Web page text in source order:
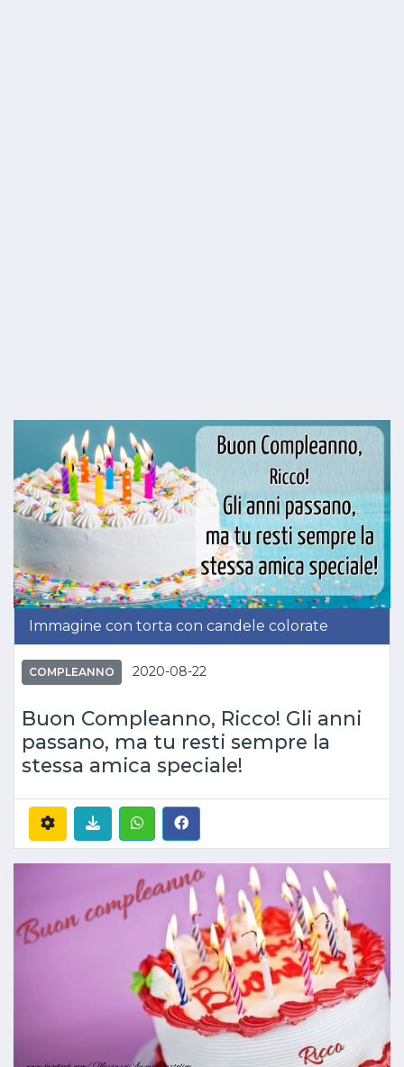
Immagine con torta con candele colorate
COMPLEANNO 2020-08-22
Buon Compleanno, Ricco! Gli anni
passano, ma tu resti sempre la
stessa amica speciale!